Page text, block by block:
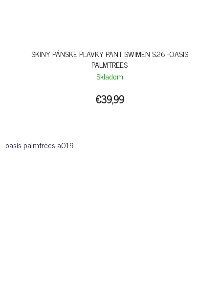
SKINY PÁNSKE PLAVKY PANT SWIMEN S26 -OASIS
PALMTREES
Skladom
€39,99
oasis palmtrees-a019